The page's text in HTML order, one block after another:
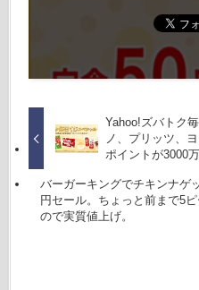
Yahoo!ズバトク
ノ、プリッツ、
ポイントが3000
バーガーキングでチキンナゲ
円セール。ちょっと前まで5
ので実質値上げ。